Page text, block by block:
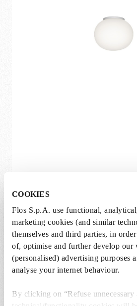
COOKIES
Flos S.p.A. use functional,
marketing cookies (and similar
themselves and third parties, in
of, optimise and further develop our
(personalised) advertising purposes
analyse your internet behaviour.
By clicking on “Refuse
Glo-Ball Ceiling/Wall
Jasper Morrison
In mehreren Varianten erhältlich